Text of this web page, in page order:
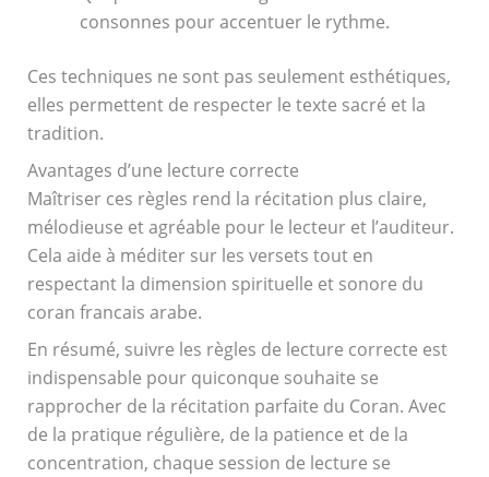
consonnes pour accentuer le rythme.
Ces techniques ne sont pas seulement esthétiques,
elles permettent de respecter le texte sacré et la
tradition.
Avantages d’une lecture correcte
Maîtriser ces règles rend la récitation plus claire,
mélodieuse et agréable pour le lecteur et l’auditeur.
Cela aide à méditer sur les versets tout en
respectant la dimension spirituelle et sonore du
coran francais arabe.
En résumé, suivre les règles de lecture correcte est
indispensable pour quiconque souhaite se
rapprocher de la récitation parfaite du Coran. Avec
de la pratique régulière, de la patience et de la
concentration, chaque session de lecture se